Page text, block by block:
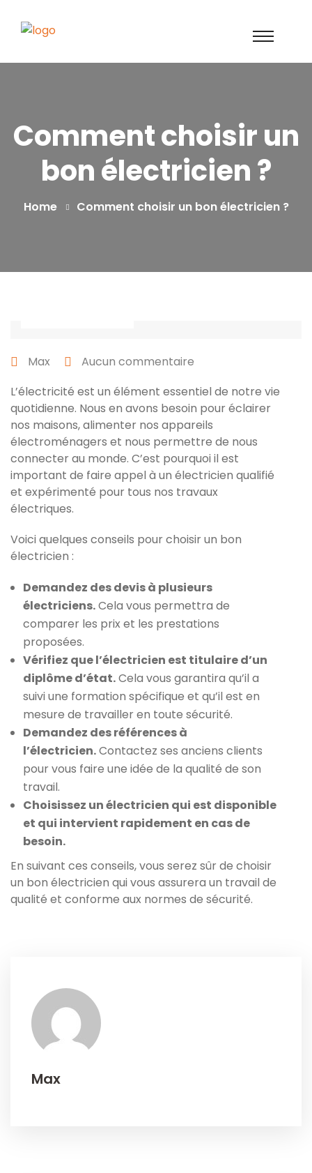
Comment choisir un
bon électricien ?
Home Comment choisir un bon électricien ?
Max
Aucun commentaire
L’électricité est un élément essentiel de notre vie
quotidienne. Nous en avons besoin pour éclairer
nos maisons, alimenter nos appareils
électroménagers et nous permettre de nous
connecter au monde. C’est pourquoi il est
important de faire appel à un électricien qualifié
et expérimenté pour tous nos travaux
électriques.
Voici quelques conseils pour choisir un bon
électricien :
Demandez des devis à plusieurs
électriciens.Cela vous permettra de
comparer les prix et les prestations
proposées.
Vérifiez que l’électricien est titulaire d’un
diplôme d’état.Cela vous garantira qu’il a
suivi une formation spécifique et qu’il est en
mesure de travailler en toute sécurité.
Demandez des références à
l’électricien.Contactez ses anciens clients
pour vous faire une idée de la qualité de son
travail.
Choisissez un électricien qui est disponible
et qui intervient rapidement en cas de
besoin.
En suivant ces conseils, vous serez sûr de choisir
un bon électricien qui vous assurera un travail de
qualité et conforme aux normes de sécurité.
Max